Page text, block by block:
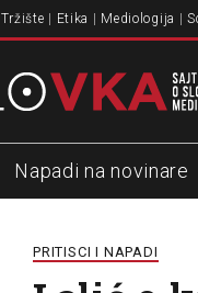
Tržište Etika Mediologija
Napadi na novinare
PRITISCI I NAPADI